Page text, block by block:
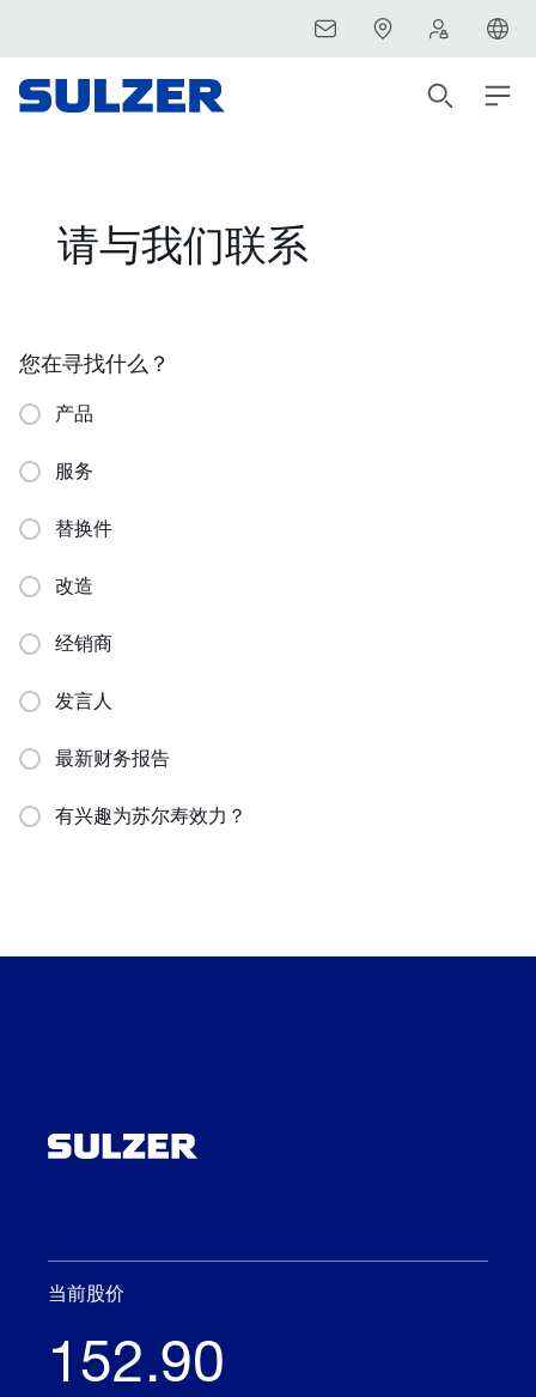
请与我们联系
您在寻找什么？
产品
服务
替换件
改造
经销商
发言人
最新财务报告
有兴趣为苏尔寿效力？
当前股价
152.90